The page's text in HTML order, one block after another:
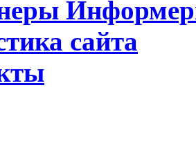
сайта